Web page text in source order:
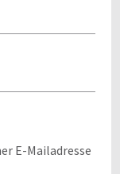
E-Mailadresse